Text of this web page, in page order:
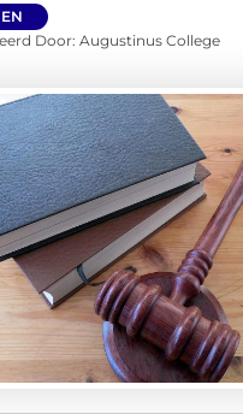
Door: Augustinus College